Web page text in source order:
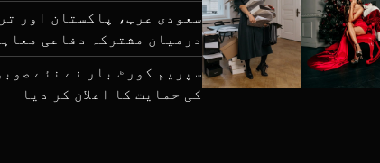
سعودی عرب، پاکستان اور
درمیان مشترکہ دفاعی
سپریم کورٹ بار نے نئے
کی حمایت کا اعلان کر دیا